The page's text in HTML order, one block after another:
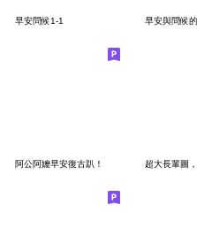
早安問候1-1
阿公阿嬤早安復古趴！ 超大長輩圖